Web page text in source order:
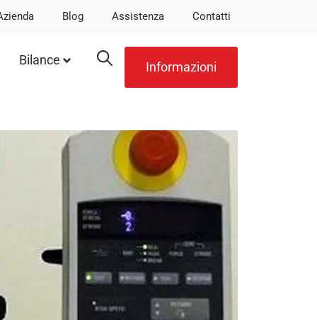
Blog Assistenza Contatti
Informazioni
Bilance